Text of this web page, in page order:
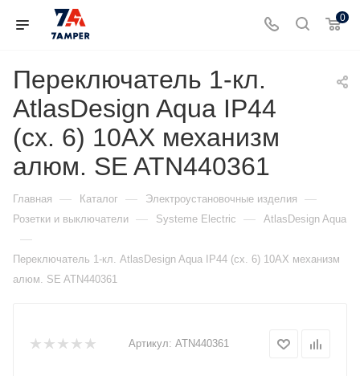
0
Переключатель 1-кл.
AtlasDesign Aqua IP44
(сх. 6) 10AX механизм
алюм. SE ATN440361
Главная — Каталог — Электроустановочные изделия —
Розетки и выключатели — Systeme Electric — AtlasDesign Aqua
—
Переключатель 1-кл. AtlasDesign Aqua IP44 (сх. 6) 10AX механизм
алюм. SE ATN440361
Артикул: ATN440361